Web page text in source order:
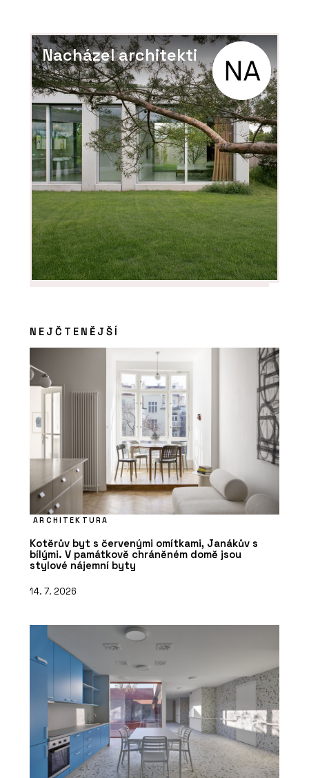
Nacházel architekti
NEJČTENĚJŠÍ
ARCHITEKTURA
Kotěrův byt s červenými omítkami, Janákův s
bílými. V památkově chráněném domě jsou
stylové nájemní byty
14. 7. 2026